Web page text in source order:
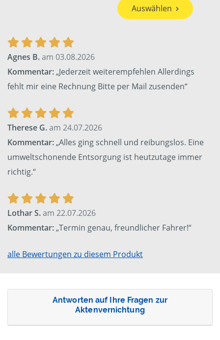
Auswählen
Agnes B.am 03.08.2026
Kommentar:„Jederzeit weiterempfehlen Allerdings
fehlt mir eine Rechnung Bitte per Mail zusenden“
Therese G.am 24.07.2026
Kommentar:„Alles ging schnell und reibungslos. Eine
umweltschonende Entsorgung ist heutzutage immer
richtig.“
Lothar S.am 22.07.2026
Kommentar:„Termin genau, freundlicher Fahrer!“
alle Bewertungen zu diesem Produkt
Antworten auf Ihre Fragen zur
Aktenvernichtung